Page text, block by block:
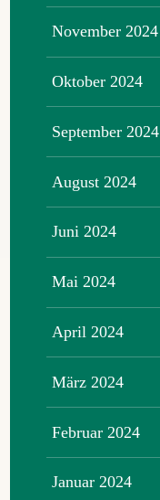
November 2024
Oktober 2024
September 2024
August 2024
Juni 2024
Mai 2024
April 2024
März 2024
Februar 2024
Januar 2024